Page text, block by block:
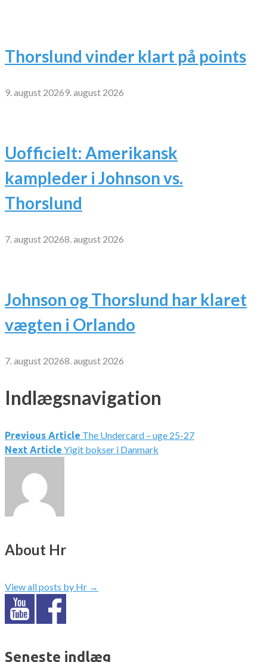
Thorslund vinder klart på points
9. august 20269. august 2026
Uofficielt: Amerikansk
kampleder i Johnson vs.
Thorslund
7. august 20268. august 2026
Johnson og Thorslund har klaret
vægten i Orlando
7. august 20268. august 2026
Indlægsnavigation
Previous Article The Undercard – uge 25-27
Next Article Yigit bokser i Danmark
About Hr
View all posts by Hr →
Seneste indlæg